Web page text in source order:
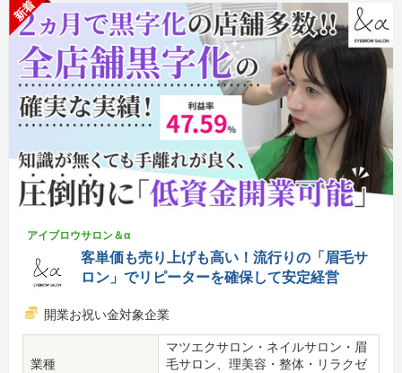
新着
アイブロウサロン＆α
客単価も売り上げも高い！流行りの「眉毛サ
ロン」でリピーターを確保して安定経営
開業お祝い金対象企業
業種
マツエクサロン・ネイルサロン・眉
毛サロン、理美容・整体・リラクゼ